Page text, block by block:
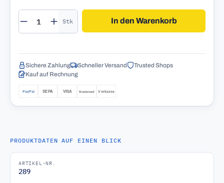
Produkt Anzahl: Gib den gewünschten
Stk In den Warenkorb
Sichere Zahlung Schneller Versand
Trusted Shops
Kauf auf Rechnung
PRODUKTDATEN AUF EINEN BLICK
ARTIKEL-NR.
289